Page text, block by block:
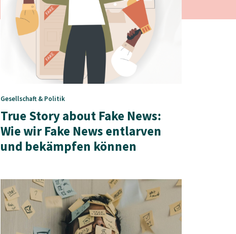
Gesellschaft & Politik
True Story about Fake News:
Wie wir Fake News entlarven
und bekämpfen können